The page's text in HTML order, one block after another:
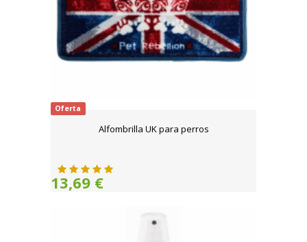
Oferta
Alfombrilla UK para perros
13,69 €